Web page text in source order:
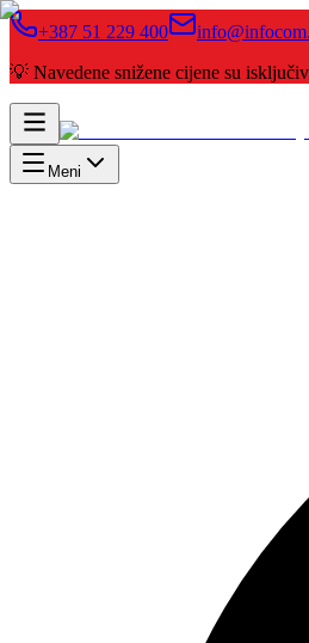
+387 51 229 400
💡 Navedene snižene cijene su
Meni